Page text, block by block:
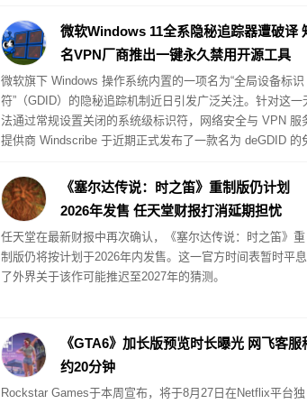
微软Windows 11全系隐秘追踪器遭破译
名VPN厂商推出一键永久禁用开源工具
微软旗下 Windows 操作系统内置的一项名为“全局设备标识
符”（GDID）的隐秘追踪机制近日引发广泛关注。针对这一
法通过常规设置关闭的系统级标识符，网络安全与 VPN 服
提供商 Windscribe 于近期正式发布了一款名为 deGDID 的
其重新生成。《塞尔达传说：时之笛》重制版仍计划
2026年发售 任天堂财报打消延期担忧
任天堂在最新财报中再次确认，《塞尔达传说：时之笛》重
制版仍将按计划于2026年内发售。这一官方时间表暂时平息
了外界关于该作可能推迟至2027年的猜测。
《GTA6》加长版预览时长曝光 网飞客服
约20分钟
Rockstar Games于本周宣布，将于8月27日在Netflix平台独